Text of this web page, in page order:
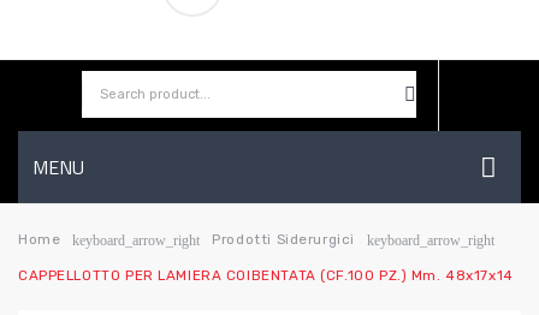
MENU
HOME
AZIENDA
Home keyboard_arrow_right Prodotti Siderurgici keyboard_arrow_right
CAPPELLOTTO PER LAMIERA COIBENTATA (CF.100 PZ.) Mm. 48x17x14